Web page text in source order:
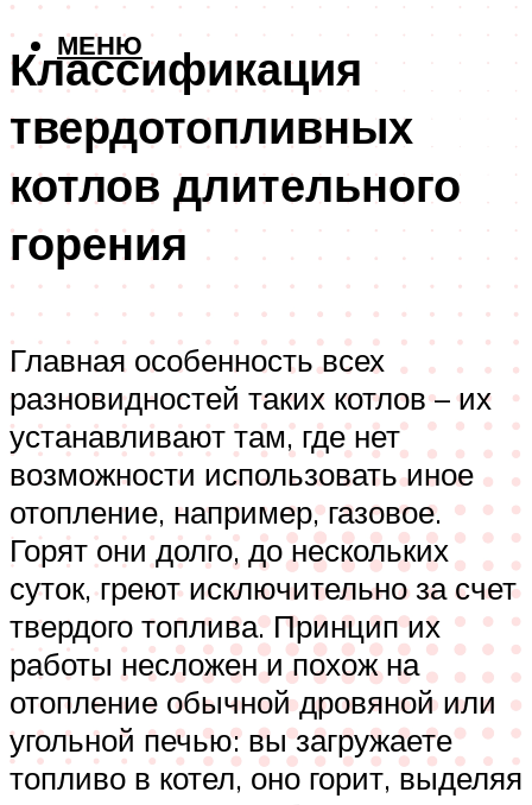
МЕНЮ
Классификация
твердотопливных
котлов длительного
горения
Главная особенность всех
разновидностей таких котлов – их
устанавливают там, где нет
возможности использовать иное
отопление, например, газовое.
Горят они долго, до нескольких
суток, греют исключительно за счет
твердого топлива. Принцип их
работы несложен и похож на
отопление обычной дровяной или
угольной печью: вы загружаете
топливо в котел, оно горит, выделяя